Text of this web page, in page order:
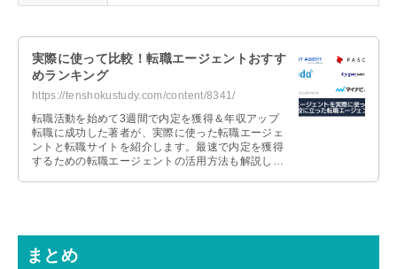
実際に使って比較！転職エージェントおすす
めランキング
https://tenshokustudy.com/content/8341/
転職活動を始めて3週間で内定を獲得＆年収アップ
転職に成功した著者が、実際に使った転職エージェ
ントと転職サイトを紹介します。最速で内定を獲得
するための転職エージェントの活用方法も解説しま
まとめ